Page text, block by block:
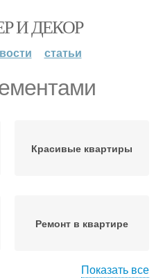
И ДЕКОР
статьи
Красивые квартиры
Ремонт в квартире
Показать все